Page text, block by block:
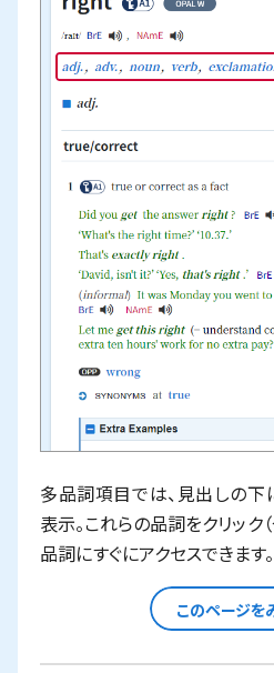
多品詞項目では、見出しの下
表示。これらの品詞をクリック
品詞にすぐにアクセスできます。
このページを